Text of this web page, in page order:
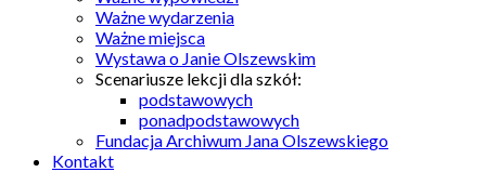
Ważne wydarzenia
Ważne miejsca
Wystawa o Janie Olszewskim
Scenariusze lekcji dla szkół:
podstawowych
ponadpodstawowych
Fundacja Archiwum Jana Olszewskiego
Kontakt